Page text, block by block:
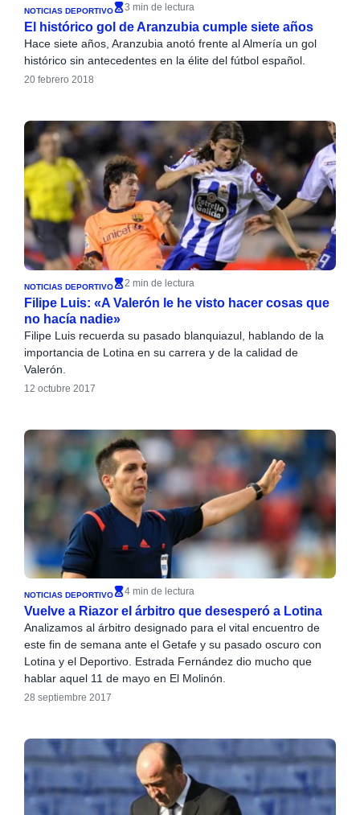
NOTICIAS DEPORTIVO 3 min de lectura
El histórico gol de Aranzubia cumple siete años
Hace siete años, Aranzubia anotó frente al Almería un gol
histórico sin antecedentes en la élite del fútbol español.
20 febrero 2018
NOTICIAS DEPORTIVO 2 min de lectura
Filipe Luis: «A Valerón le he visto hacer cosas que
no hacía nadie»
Filipe Luis recuerda su pasado blanquiazul, hablando de la
importancia de Lotina en su carrera y de la calidad de
Valerón.
12 octubre 2017
NOTICIAS DEPORTIVO 4 min de lectura
Vuelve a Riazor el árbitro que desesperó a Lotina
Analizamos al árbitro designado para el vital encuentro de
este fin de semana ante el Getafe y su pasado oscuro con
Lotina y el Deportivo. Estrada Fernández dio mucho que
hablar aquel 11 de mayo en El Molinón.
28 septiembre 2017